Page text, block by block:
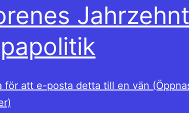
för att e-posta detta till en vän